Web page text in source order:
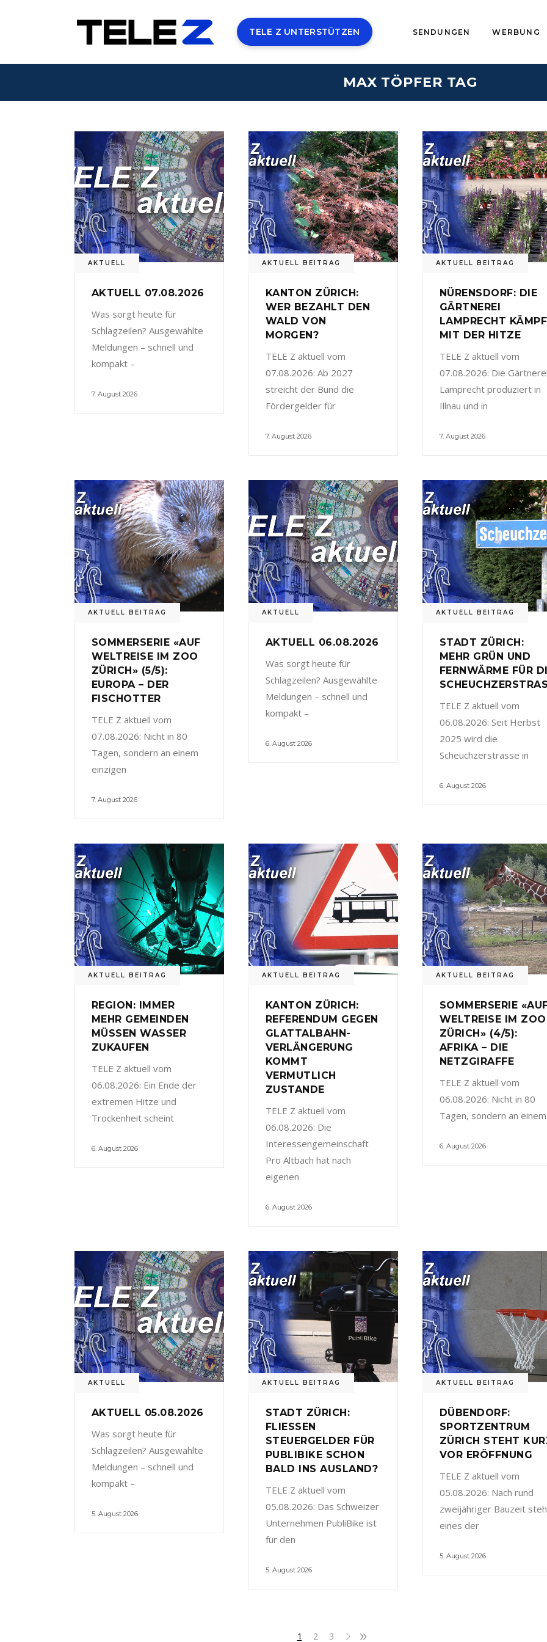
TELE Z UNTERSTÜTZEN SENDUNGEN WERBUNG
MAX TÖPFER TAG
AKTUELL
AKTUELL 07.08.2026
Was sorgt heute für
Schlagzeilen? Ausgewählte
Meldungen – schnell und
kompakt –
7. August 2026
AKTUELL BEITRAG
KANTON ZÜRICH:
WER BEZAHLT DEN
WALD VON
MORGEN?
TELE Z aktuell vom
07.08.2026: Ab 2027
streicht der Bund die
Fördergelder für
7. August 2026
AKTUELL BEITRAG
NÜRENSDORF: DIE
GÄRTNEREI
LAMPRECHT
MIT DER HITZE
TELE Z aktuell vom
07.08.2026: Die
Lamprecht produziert in
Illnau und in
7. August 2026
AKTUELL BEITRAG
SOMMERSERIE «AUF
WELTREISE IM ZOO
ZÜRICH» (5/5):
EUROPA – DER
FISCHOTTER
TELE Z aktuell vom
07.08.2026: Nicht in 80
Tagen, sondern an einem
einzigen
7. August 2026
AKTUELL
AKTUELL 06.08.2026
Was sorgt heute für
Schlagzeilen? Ausgewählte
Meldungen – schnell und
kompakt –
6. August 2026
AKTUELL BEITRAG
STADT ZÜRICH:
MEHR GRÜN UND
FERNWÄRME FÜR
TELE Z aktuell vom
06.08.2026: Seit Herbst
2025 wird die
Scheuchzerstrasse in
6. August 2026
AKTUELL BEITRAG
REGION: IMMER
MEHR GEMEINDEN
MÜSSEN WASSER
ZUKAUFEN
TELE Z aktuell vom
06.08.2026: Ein Ende der
extremen Hitze und
Trockenheit scheint
6. August 2026
AKTUELL BEITRAG
KANTON ZÜRICH:
REFERENDUM GEGEN
GLATTALBAHN-
VERLÄNGERUNG
KOMMT
VERMUTLICH
ZUSTANDE
TELE Z aktuell vom
06.08.2026: Die
Interessengemeinschaft
Pro Altbach hat nach
eigenen
6. August 2026
AKTUELL BEITRAG
SOMMERSERIE
WELTREISE IM ZOO
ZÜRICH» (4/5):
AFRIKA – DIE
NETZGIRAFFE
TELE Z aktuell vom
06.08.2026: Nicht in 80
Tagen, sondern an einem
6. August 2026
AKTUELL
AKTUELL 05.08.2026
Was sorgt heute für
Schlagzeilen? Ausgewählte
Meldungen – schnell und
kompakt –
5. August 2026
AKTUELL BEITRAG
STADT ZÜRICH:
FLIESSEN
STEUERGELDER FÜR
PUBLIBIKE SCHON
BALD INS AUSLAND?
TELE Z aktuell vom
05.08.2026: Das Schweizer
Unternehmen PubliBike ist
für den
5. August 2026
AKTUELL BEITRAG
DÜBENDORF:
SPORTZENTRUM
ZÜRICH STEHT
VOR ERÖFFNUNG
TELE Z aktuell vom
05.08.2026: Nach rund
zweijähriger Bauzeit
eines der
5. August 2026
1 2 3